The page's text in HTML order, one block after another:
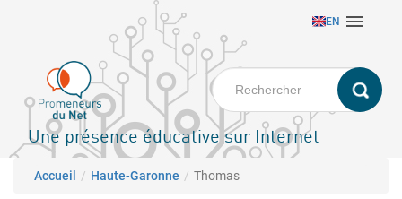
principal
EN 
Une présence éducative sur Internet
Fil d'Ariane
Accueil Haute-Garonne Thomas